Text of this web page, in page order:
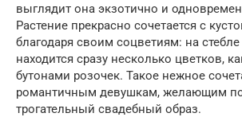
выглядит она экзотично и
Растение прекрасно сочетается с
благодаря своим соцветиям: на
находится сразу несколько цветков,
бутонами розочек. Такое нежное
романтичным девушкам, желающим
трогательный свадебный образ.